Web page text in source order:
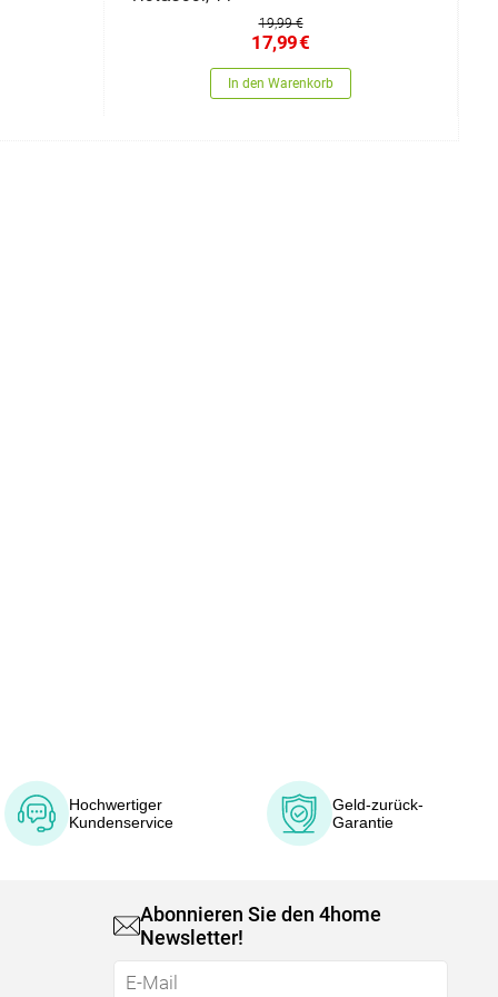
19,99 €
17,99€
In den Warenkorb
Hochwertiger
Kundenservice
Geld-zurück-
Garantie
Abonnieren Sie den 4home
Newsletter!